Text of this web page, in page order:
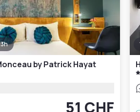
by Patrick Hayat
51 CHF